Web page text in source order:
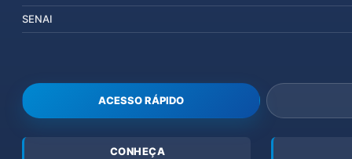
SENAI
ACESSO RÁPIDO
CONHEÇA